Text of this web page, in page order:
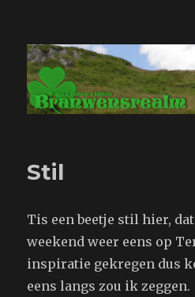
Stil
Tis een beetje stil hier,
weekend weer eens op
inspiratie gekregen dus
eens langs zou ik zeggen.